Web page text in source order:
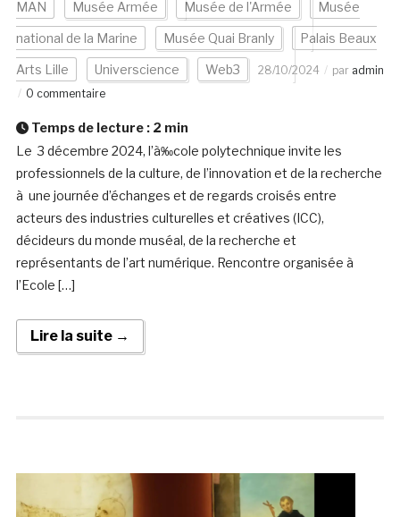
MAN Musée Armée Musée de l'Armée Musée
national de la Marine Musée Quai Branly Palais Beaux
Arts Lille Universcience Web3 28/10/2024 par admin
0 commentaire
Temps de lecture : 2 min
Le 3 décembre 2024, l’à‰cole polytechnique invite les
professionnels de la culture, de l’innovation et de la recherche
à une journée d’échanges et de regards croisés entre
acteurs des industries culturelles et créatives (ICC),
décideurs du monde muséal, de la recherche et
représentants de l’art numérique. Rencontre organisée à
l’Ecole […]
Lire la suite →